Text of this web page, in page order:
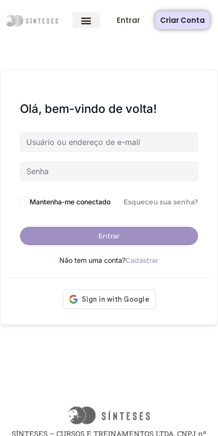
Entrar Criar Conta
Olá, bem-vindo de volta!
Mantenha-me conectado Esqueceu sua senha?
Entrar
Não tem uma conta?Cadastrar
SÍNTESES – CURSOS E TREINAMENTOS LTDA, CNPJ nº